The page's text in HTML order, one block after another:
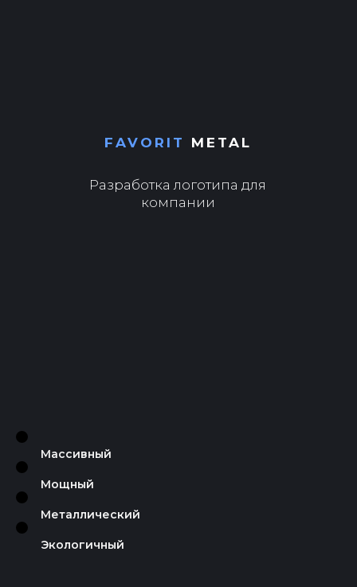
FAVORIT METAL
Разработка логотипа для
компании
Массивный
Мощный
Металлический
Экологичный